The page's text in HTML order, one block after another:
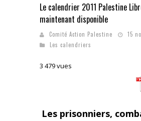
Le calendrier 2011 Palestine
maintenant disponible
Comité Action Palestine
15
Les calendriers
3 479 vues
Les prisonniers,